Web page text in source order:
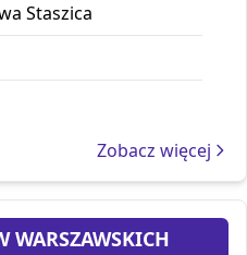
Staszica
Zobacz więcej
WARSZAWSKICH